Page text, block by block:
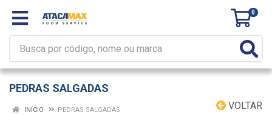
0
PEDRAS SALGADAS
VOLTAR
INÍCIO PEDRAS SALGADAS